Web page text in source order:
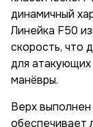
динамичный
Линейка F50
скорость, что
для атакующих
манёвры.
Верх выполнен
обеспечивает